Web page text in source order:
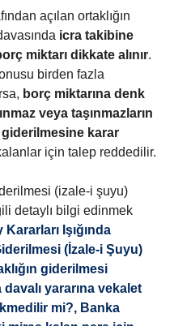
açılan ortaklığın
icra takibine
miktarı dikkate alınır.
birden fazla
borç miktarına denk
veya taşınmazların
giderilmesine karar
için talep reddedilir.
(izale-i şuyu)
detaylı bilgi edinmek
Kararları Işığında
(İzale-i Şuyu)
giderilmesi
davalı yararına vekalet
mi?, Banka